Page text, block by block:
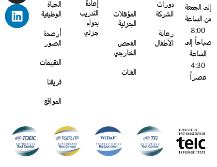
الجمعة
الساعة
8:00
إلى
الساعة
4:30
عصراً
دورات
الشركة
رعاية
الأطفال
المؤهلات
الجزئية
الفحص
الخارجي
الفئات
إعادة
التدريب
بدوام
جزئي
الحياة
الوظيفية
أرصدة
الصور
التقييمات
فريقنا
المواقع